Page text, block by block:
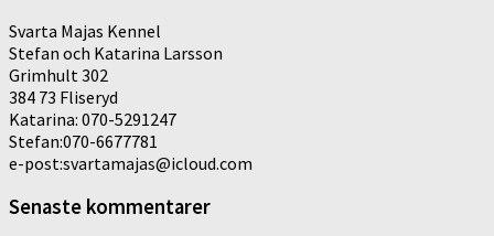
Svarta Majas Kennel
Stefan och Katarina Larsson
Grimhult 302
384 73 Fliseryd
Katarina: 070-5291247
Stefan:070-6677781
e-post:svartamajas@icloud.com
Senaste kommentarer